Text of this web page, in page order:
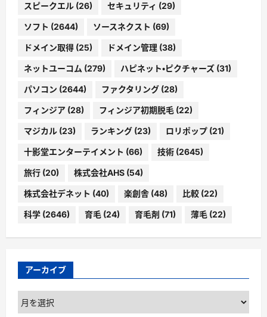
スピークエル (26) セキュリティ (29)
ソフト (2644) ソースネクスト (69)
ドメイン取得 (25) ドメイン管理 (38)
ネットユーコム (279) ハピネット・ピクチャーズ (31)
パソコン (2644) ファクタリング (28)
フィンジア (28) フィンジア初期脱毛 (22)
マジカル (23) ランキング (23) ロリポップ (21)
十影堂エンターテイメント (66) 技術 (2645)
旅行 (20) 株式会社AHS (54)
株式会社デネット (40) 楽創舎 (48) 比較 (22)
科学 (2646) 育毛 (24) 育毛剤 (71) 薄毛 (22)
アーカイブ
ア
ー